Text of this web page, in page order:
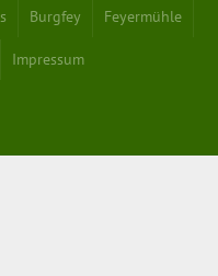
Burgfey Feyermühle
Impressum